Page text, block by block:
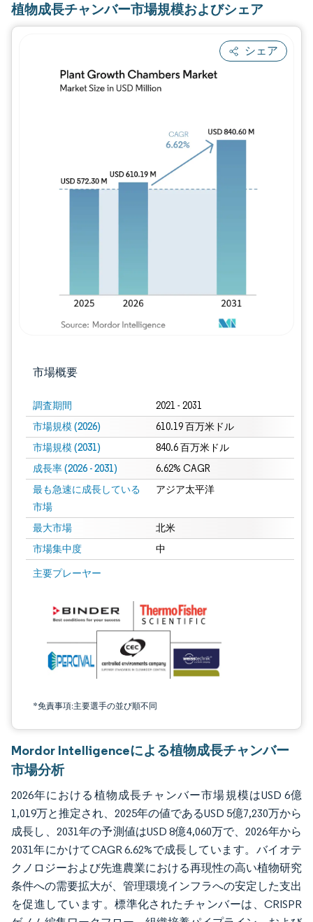
植物成長チャンバー市場規模およびシェア
シェア
市場概要
調査期間 2021 - 2031
市場規模 (2026) 610.19 百万米ドル
市場規模 (2031) 840.6 百万米ドル
成長率 (2026 - 2031) 6.62% CAGR
最も急速に成長している
市場
アジア太平洋
最大市場 北米
市場集中度 中
主要プレーヤー
*免責事項:主要選手の並び順不同
画像 © Mordor Intelligence。再利用にはCC BY 4.0の表示が必要です。
Mordor Intelligenceによる植物成長チャンバー
市場分析
2026年における植物成長チャンバー市場規模はUSD 6億
1,019万と推定され、2025年の値であるUSD 5億7,230万から
成長し、2031年の予測値はUSD 8億4,060万で、2026年から
2031年にかけてCAGR 6.62%で成長しています。バイオテ
クノロジーおよび先進農業における再現性の高い植物研究
条件への需要拡大が、管理環境インフラへの安定した支出
を促進しています。標準化されたチャンバーは、CRISPR